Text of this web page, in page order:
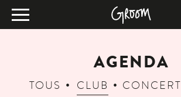
AGENDA
TOUS CLUB CONCERT